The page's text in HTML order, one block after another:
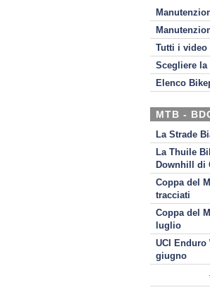
Tutti i video
Scegliere la
Elenco
MTB -
La Strade
La Thuile
Downhill di
Coppa del
tracciati
Coppa del
luglio
UCI Enduro
giugno